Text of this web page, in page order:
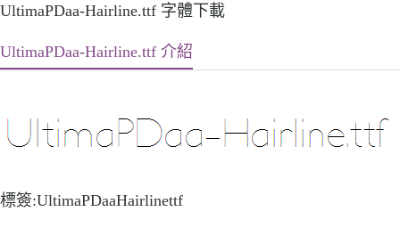
UltimaPDaa-Hairline.ttf 字體下載
UltimaPDaa-Hairline.ttf 介紹
標簽:UltimaPDaaHairlinettf